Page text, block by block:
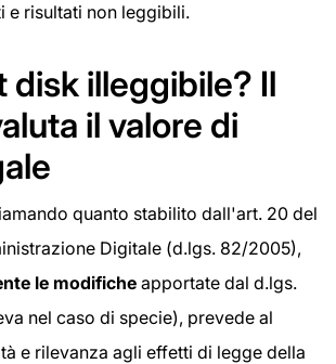
e risultati non leggibili.
disk illeggibile? Il
il valore di
quanto stabilito dall'art. 20 del
Digitale (d.lgs. 82/2005),
le modifiche apportate dal d.lgs.
nel caso di specie), prevede al
e rilevanza agli effetti di legge della